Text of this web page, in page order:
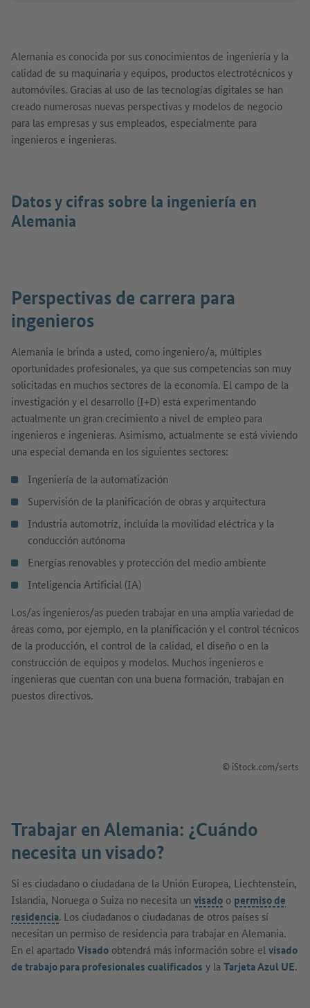
Alemania es conocida por sus conocimientos de ingeniería y la
calidad de su maquinaria y equipos, productos electrotécnicos y
automóviles. Gracias al uso de las tecnologías digitales se han
creado numerosas nuevas perspectivas y modelos de negocio
para las empresas y sus empleados, especialmente para
ingenieros e ingenieras.
Datos y cifras sobre la ingeniería en
Alemania
Perspectivas de carrera para
ingenieros
Alemania le brinda a usted, como ingeniero/a, múltiples
oportunidades profesionales, ya que sus competencias son muy
solicitadas en muchos sectores de la economía. El campo de la
investigación y el desarrollo (I+D) está experimentando
actualmente un gran crecimiento a nivel de empleo para
ingenieros e ingenieras. Asimismo, actualmente se está viviendo
una especial demanda en los siguientes sectores:
Ingeniería de la automatización
Supervisión de la planificación de obras y arquitectura
Industria automotríz, incluida la movilidad eléctrica y la
conducción autónoma
Energías renovables y protección del medio ambiente
Inteligencia Artificial (IA)
Los/as ingenieros/as pueden trabajar en una amplia variedad de
áreas como, por ejemplo, en la planificación y el control técnicos
de la producción, el control de la calidad, el diseño o en la
construcción de equipos y modelos. Muchos ingenieros e
ingenieras que cuentan con una buena formación, trabajan en
puestos directivos.
© iStock.com/serts
Trabajar en Alemania: ¿Cuándo
necesita un visado?
Si es ciudadano o ciudadana de la Unión Europea, Liechtenstein,
Islandia, Noruega o Suiza no necesita un visado o permiso de
residencia. Los ciudadanos o ciudadanas de otros países sí
necesitan un permiso de residencia para trabajar en Alemania.
En el apartadoVisado obtendrá más información sobre el visado
de trabajo para profesionales cualificados y la Tarjeta Azul UE.